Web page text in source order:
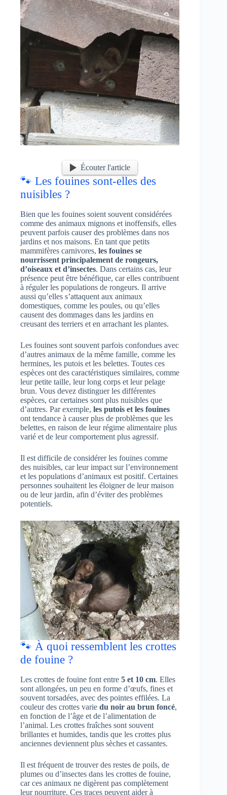
Écouter l'article
🐾 Les fouines sont-elles des
nuisibles ?
Bien que les fouines soient souvent considérées
comme des animaux mignons et inoffensifs, elles
peuvent parfois causer des problèmes dans nos
jardins et nos maisons. En tant que petits
mammifères carnivores, les fouines se
nourrissent principalement de rongeurs,
d’oiseaux et d’insectes. Dans certains cas, leur
présence peut être bénéfique, car elles contribuent
à réguler les populations de rongeurs. Il arrive
aussi qu’elles s’attaquent aux animaux
domestiques, comme les poules, ou qu’elles
causent des dommages dans les jardins en
creusant des terriers et en arrachant les plantes.
Les fouines sont souvent parfois confondues avec
d’autres animaux de la même famille, comme les
hermines, les putois et les belettes. Toutes ces
espèces ont des caractéristiques similaires, comme
leur petite taille, leur long corps et leur pelage
brun. Vous devez distinguer les différentes
espèces, car certaines sont plus nuisibles que
d’autres. Par exemple, les putois et les fouines
ont tendance à causer plus de problèmes que les
belettes, en raison de leur régime alimentaire plus
varié et de leur comportement plus agressif.
Il est difficile de considérer les fouines comme
des nuisibles, car leur impact sur l’environnement
et les populations d’animaux est positif. Certaines
personnes souhaitent les éloigner de leur maison
ou de leur jardin, afin d’éviter des problèmes
potentiels.
🐾 À quoi ressemblent les crottes
de fouine ?
Les crottes de fouine font entre 5 et 10 cm. Elles
sont allongées, un peu en forme d’œufs, fines et
souvent torsadées, avec des pointes effilées. La
couleur des crottes varie du noir au brun foncé,
en fonction de l’âge et de l’alimentation de
l’animal. Les crottes fraîches sont souvent
brillantes et humides, tandis que les crottes plus
anciennes deviennent plus sèches et cassantes.
Il est fréquent de trouver des restes de poils, de
plumes ou d’insectes dans les crottes de fouine,
car ces animaux ne digèrent pas complètement
leur nourriture. Ces traces peuvent aider à